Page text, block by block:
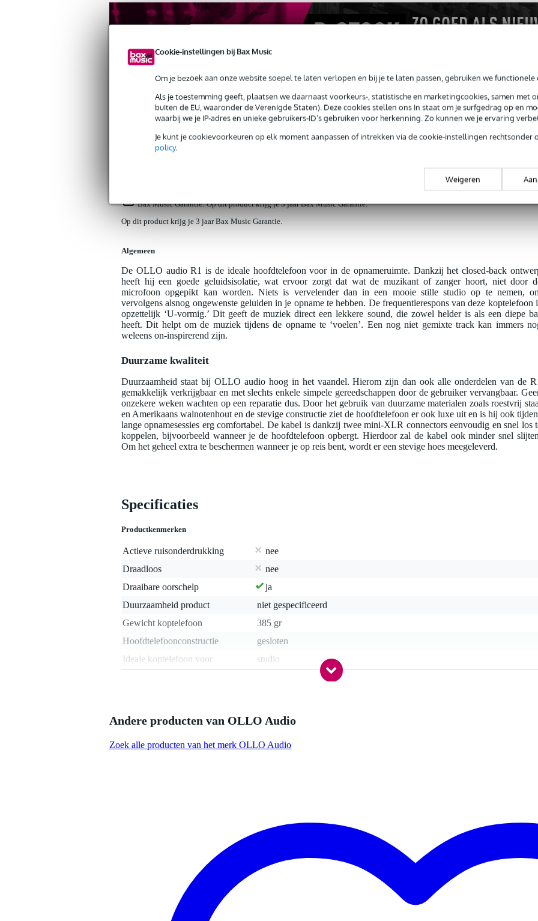
Cookie-instellingen bij Bax Music
Om je bezoek aan onze website soepel te laten verlopen en bij je te laten passen, gebruiken we functionele
Als je toestemming geeft, plaatsen we daarnaast voorkeurs-, statistische en marketingcookies, samen met
buiten de EU, waaronder de Verenigde Staten). Deze cookies stellen ons in staat om je surfgedrag op en
waarbij we je IP-adres en unieke gebruikers-ID’s gebruiken voor herkenning. Zo kunnen we je ervaring
Je kunt je cookievoorkeuren op elk moment aanpassen of intrekken via de cookie-instellingen rechtsonder
policy.
Weigeren
Productinformatie Reviews(0)
OLLO Audio R1 opname-hoofdtelefoon
Bax Music Garantie: Op dit product krijg je 3 jaar Bax Music Garantie.
Op dit product krijg je 3 jaar Bax Music Garantie.
Algemeen
De OLLO audio R1 is de ideale hoofdtelefoon voor in de opnameruimte. Dankzij het closed-back
heeft hij een goede geluidsisolatie, wat ervoor zorgt dat wat de muzikant of zanger hoort, niet door
microfoon opgepikt kan worden. Niets is vervelender dan in een mooie stille studio op te nemen,
vervolgens alsnog ongewenste geluiden in je opname te hebben. De frequentierespons van deze koptelefoon
opzettelijk ‘U-vormig.’ Dit geeft de muziek direct een lekkere sound, die zowel helder is als een diepe
heeft. Dit helpt om de muziek tijdens de opname te ‘voelen’. Een nog niet gemixte track kan immers
weleens on-inspirerend zijn.
Duurzame kwaliteit
Duurzaamheid staat bij OLLO audio hoog in het vaandel. Hierom zijn dan ook alle onderdelen van de
gemakkelijk verkrijgbaar en met slechts enkele simpele gereedschappen door de gebruiker vervangbaar.
onzekere weken wachten op een reparatie dus. Door het gebruik van duurzame materialen zoals roestvrij
en Amerikaans walnotenhout en de stevige constructie ziet de hoofdtelefoon er ook luxe uit en is hij ook
lange opnamesessies erg comfortabel. De kabel is dankzij twee mini-XLR connectors eenvoudig en snel los
koppelen, bijvoorbeeld wanneer je de hoofdtelefoon opbergt. Hierdoor zal de kabel ook minder snel
Om het geheel extra te beschermen wanneer je op reis bent, wordt er een stevige hoes meegeleverd.
Specificaties
Productkenmerken
Actieve ruisonderdrukking
nee
Draadloos
nee
Draaibare oorschelp
ja
Duurzaamheid product
niet gespecificeerd
Gewicht koptelefoon
385 gr
Hoofdtelefoonconstructie
gesloten
Ideale koptelefoon voor
studio
Instelbare bass-boost
nee
22 - 22.9 kHz
jack 3.5 mm TRS, jack 6.3 mm TRS
Uiterlijk koptelefoon
Gewicht en afmetingen inclusief verpakking
Andere producten van OLLO Audio
Zoek alle producten van het merk OLLO Audio